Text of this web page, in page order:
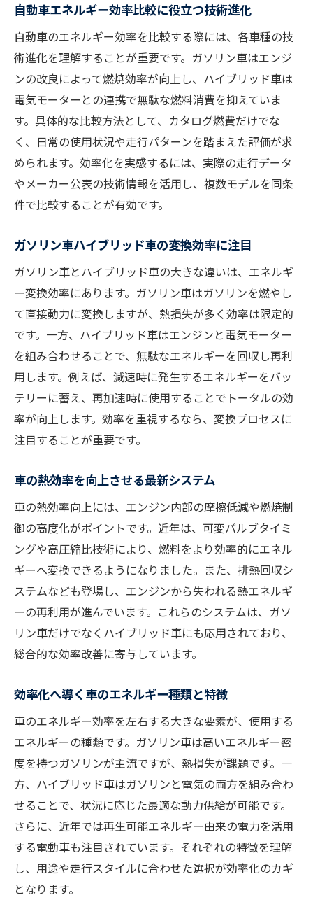
題
ハイブリッド車効率のメカニズムを深掘り
電気自動車とガソリン車の効率の違いとは
自動車の熱効率向上に必要な視点まとめ
車効率を最大化するエネルギー戦略とは
効率重視ならどの車種が最適か考える
車効率で選ぶおすすめ車種の考え方
エネルギー効率から見る現代車の選択肢
ハイブリッド車の効率性と実用面を比較
車エネルギー種類ごとの効率を徹底考察
効率性とライフスタイルに合う車の選び方
ふんわりアクセルが燃費に与える影響
車効率を左右する運転テクニックの基本
ふんわりアクセルで燃費改善する理由とは
ハイブリッド車とガソリン車の燃費差分析
運転習慣と車エネルギー効率の関係を検証
燃費悪化を防ぐ車の操作ポイントを解説
効率重視のドライビング術を実践するコツ
エンジン熱効率の進化と車選びの新常識
エンジン熱効率ランキングの見方と特徴
ガソリン車とハイブリッド車の熱効率比較
車効率アップを目指すエンジン技術の最前
線
熱効率向上と環境対応車の最新動向を探る
効率性を重視した車選びの新たな基準
効率性から見る車エネルギーの多様性
ガソリン車・ハイブリッド車の多様な効率
性
電気自動車と車効率の新しい関係性
車エネルギー効率比較で分かる選択肢
環境と効率性を両立する車の特徴を紹介
エネルギー効率重視の車選びが重要な理由
将来を見据えた車の効率的な選び方
車効率を軸にした未来志向の選び方
エネルギー効率と規制動向を考慮した車選
自動車エネルギー効率比較に役立つ技術進化
自動車のエネルギー効率を比較する際には、各車種の技
術進化を理解することが重要です。ガソリン車はエンジ
ンの改良によって燃焼効率が向上し、ハイブリッド車は
電気モーターとの連携で無駄な燃料消費を抑えていま
す。具体的な比較方法として、カタログ燃費だけでな
く、日常の使用状況や走行パターンを踏まえた評価が求
められます。効率化を実感するには、実際の走行データ
やメーカー公表の技術情報を活用し、複数モデルを同条
件で比較することが有効です。
ガソリン車ハイブリッド車の変換効率に注目
ガソリン車とハイブリッド車の大きな違いは、エネルギ
ー変換効率にあります。ガソリン車はガソリンを燃やし
て直接動力に変換しますが、熱損失が多く効率は限定的
です。一方、ハイブリッド車はエンジンと電気モーター
を組み合わせることで、無駄なエネルギーを回収し再利
用します。例えば、減速時に発生するエネルギーをバッ
テリーに蓄え、再加速時に使用することでトータルの効
率が向上します。効率を重視するなら、変換プロセスに
注目することが重要です。
車の熱効率を向上させる最新システム
車の熱効率向上には、エンジン内部の摩擦低減や燃焼制
御の高度化がポイントです。近年は、可変バルブタイミ
ングや高圧縮比技術により、燃料をより効率的にエネル
ギーへ変換できるようになりました。また、排熱回収シ
ステムなども登場し、エンジンから失われる熱エネルギ
ーの再利用が進んでいます。これらのシステムは、ガソ
リン車だけでなくハイブリッド車にも応用されており、
総合的な効率改善に寄与しています。
効率化へ導く車のエネルギー種類と特徴
車のエネルギー効率を左右する大きな要素が、使用する
エネルギーの種類です。ガソリン車は高いエネルギー密
度を持つガソリンが主流ですが、熱損失が課題です。一
方、ハイブリッド車はガソリンと電気の両方を組み合わ
せることで、状況に応じた最適な動力供給が可能です。
さらに、近年では再生可能エネルギー由来の電力を活用
する電動車も注目されています。それぞれの特徴を理解
し、用途や走行スタイルに合わせた選択が効率化のカギ
となります。